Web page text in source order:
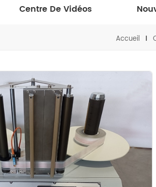
Centre De Vidéos
Accueil